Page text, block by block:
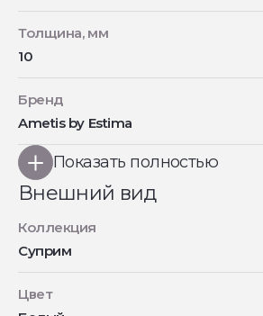
Толщина, мм
10
Бренд
Ametis by Estima
Показать полностью
Внешний вид
Коллекция
Суприм
Цвет